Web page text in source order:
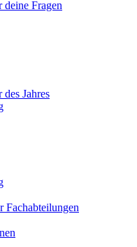
Fragen
Jahres
Fachabteilungen